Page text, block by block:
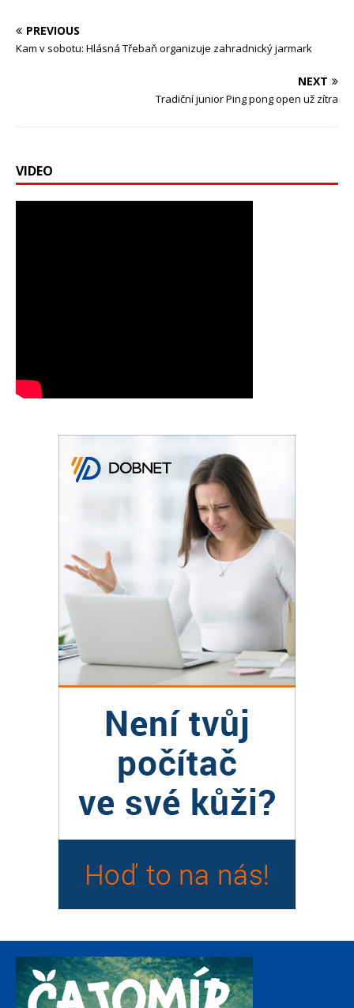
PREVIOUS
Kam v sobotu: Hlásná Třebaň organizuje zahradnický jarmark
NEXT
Tradiční junior Ping pong open už zítra
VIDEO